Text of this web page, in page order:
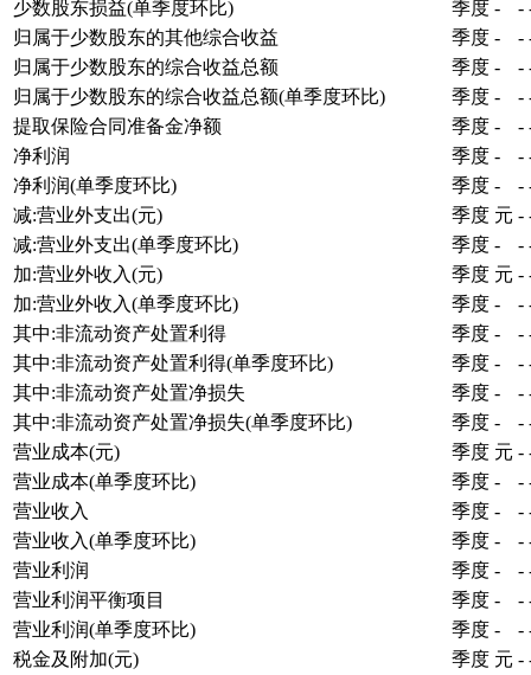
少数股东损益(单季度环比) 季度 - -
归属于少数股东的其他综合收益
季度 - -
归属于少数股东的综合收益总额
季度 - -
归属于少数股东的综合收益总额(单季度环比)
季度 - -
提取保险合同准备金净额
季度 - -
净利润
季度 - -
净利润(单季度环比)
季度 - -
减:营业外支出(元)
季度 元 -
减:营业外支出(单季度环比)
季度 - -
加:营业外收入(元)
季度 元 -
加:营业外收入(单季度环比)
季度 - -
其中:非流动资产处置利得
季度 - -
其中:非流动资产处置利得(单季度环比)
季度 - -
其中:非流动资产处置净损失
季度 - -
其中:非流动资产处置净损失(单季度环比)
季度 - -
营业成本(元)
季度 元 -
营业成本(单季度环比)
季度 - -
营业收入
季度 - -
营业收入(单季度环比)
季度 - -
营业利润
季度 - -
营业利润平衡项目
季度 - -
营业利润(单季度环比)
季度 - -
税金及附加(元)
季度 元 -